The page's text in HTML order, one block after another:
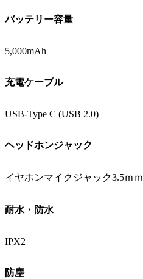
バッテリー容量
5,000mAh
充電ケーブル
USB-Type C (USB 2.0)
ヘッドホンジャック
イヤホンマイクジャック3.5ｍｍ
耐水・防水
IPX2
防塵